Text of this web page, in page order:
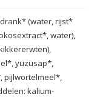
(water, rijst*
water),
yuzusap*,
pijlwortelmeel*,
kalium-